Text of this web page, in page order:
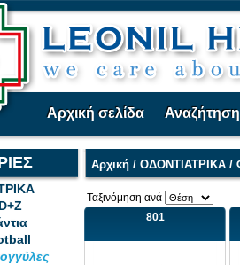
Αρχική σελίδα Αναζήτηση
Αρχική / ΟΔΟΝΤΙΑΤΡΙΚΑ /
Ταξινόμηση ανά
801